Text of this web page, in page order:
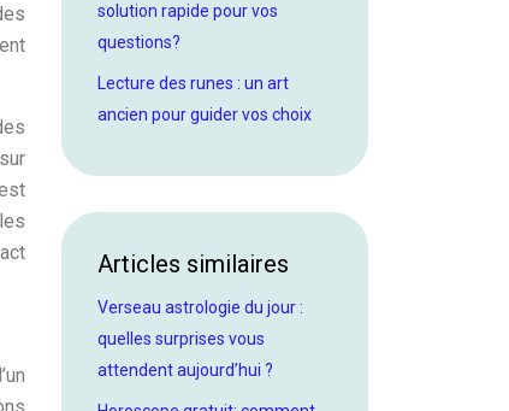
solution rapide pour vos
questions?
Lecture des runes : un art
ancien pour guider vos choix
Articles similaires
Verseau astrologie du jour :
quelles surprises vous
attendent aujourd’hui ?